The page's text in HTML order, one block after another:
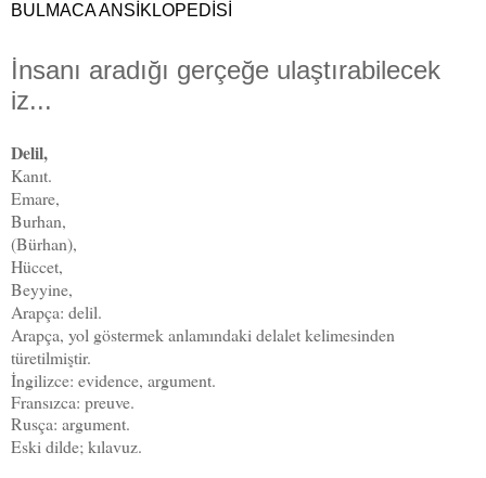
BULMACA ANSİKLOPEDİSİ
İnsanı aradığı gerçeğe ulaştırabilecek
iz...
Delil,
Kanıt.
Emare,
Burhan,
(Bürhan),
Hüccet,
Beyyine,
Arapça: delil.
Arapça, yol göstermek anlamındaki delalet kelimesinden
türetilmiştir.
İngilizce: evidence, argument.
Fransızca: preuve.
Rusça: argument.
Eski dilde; kılavuz.